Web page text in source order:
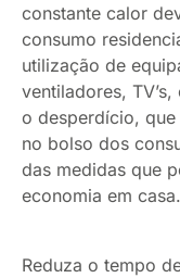
constante calor
consumo
utilização de
ventiladores,
o desperdício,
no bolso dos
das medidas que
economia em casa.
Reduza o tempo